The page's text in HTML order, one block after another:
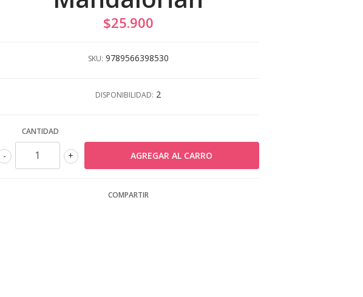
$25.900
SKU: 9789566398530
DISPONIBILIDAD: 2
CANTIDAD
+
-
COMPARTIR